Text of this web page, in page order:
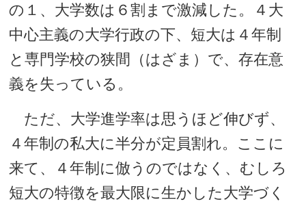
の１、大学数は６割まで激減した。４大
中心主義の大学行政の下、短大は４年制
と専門学校の狭間（はざま）で、存在意
義を失っている。
ただ、大学進学率は思うほど伸びず、
４年制の私大に半分が定員割れ。ここに
来て、４年制に倣うのではなく、むしろ
短大の特徴を最大限に生かした大学づく